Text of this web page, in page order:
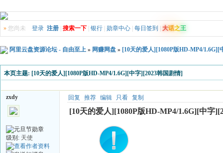
» 您尚未 登录 注册 搜索一下 银行 勋章中心 每日签到 大话之王
阿里云盘资源论坛 - 自由至上 » 网赚网盘 » [10天的爱人][1080P版HD-MP4/1.6G][
本页主题: [10天的爱人][1080P版HD-MP4/1.6G][中字][2023韩国剧情]
zxdy
级别: 天使
回复 推荐 编辑 只看 复制
[10天的爱人][1080P版HD-MP4/1.6G][中字